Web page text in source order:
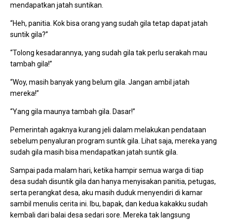
mendapatkan jatah suntikan.
“Heh, panitia. Kok bisa orang yang sudah gila tetap dapat jatah
suntik gila?”
“Tolong kesadarannya, yang sudah gila tak perlu serakah mau
tambah gila!”
“Woy, masih banyak yang belum gila. Jangan ambil jatah
mereka!”
“Yang gila maunya tambah gila. Dasar!”
Pemerintah agaknya kurang jeli dalam melakukan pendataan
sebelum penyaluran program suntik gila. Lihat saja, mereka yang
sudah gila masih bisa mendapatkan jatah suntik gila.
Sampai pada malam hari, ketika hampir semua warga di tiap
desa sudah disuntik gila dan hanya menyisakan panitia, petugas,
serta perangkat desa, aku masih duduk menyendiri di kamar
sambil menulis cerita ini. Ibu, bapak, dan kedua kakakku sudah
kembali dari balai desa sedari sore. Mereka tak langsung